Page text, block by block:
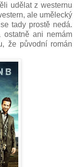
udělat z westernu
ale umělecký
tady prostě nedá.
ostatně ani nemám
že původní román